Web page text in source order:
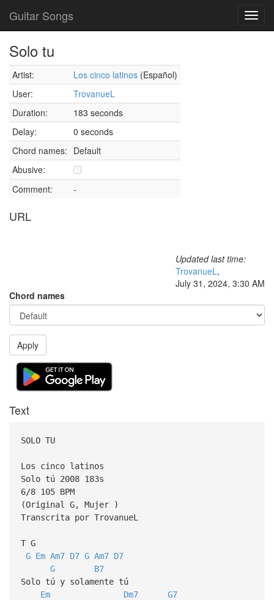
Guitar Songs
Solo tu
Artist: Los cinco latinos (Español)
User:
TrovanueL
Duration:
183 seconds
Delay:
0 seconds
Chord names: Default
Abusive:
Comment:
-
URL
Updated last time:
TrovanueL,
July 31, 2024, 3:30 AM
Chord names
Apply
Text
SOLO TU
Los cinco latinos
Solo tú 2008 183s
6/8 105 BPM
(Original G, Mujer )
Transcrita por TrovanueL
T G
G Em Am7 D7 G Am7 D7
G
B7
Solo tú y solamente tú
Em
Dm7
G7